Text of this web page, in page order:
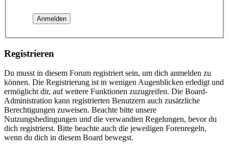
Registrieren
Du musst in diesem Forum registriert sein, um dich anmelden zu
können. Die Registrierung ist in wenigen Augenblicken erledigt und
ermöglicht dir, auf weitere Funktionen zuzugreifen. Die Board-
Administration kann registrierten Benutzern auch zusätzliche
Berechtigungen zuweisen. Beachte bitte unsere
Nutzungsbedingungen und die verwandten Regelungen, bevor du
dich registrierst. Bitte beachte auch die jeweiligen Forenregeln,
wenn du dich in diesem Board bewegst.